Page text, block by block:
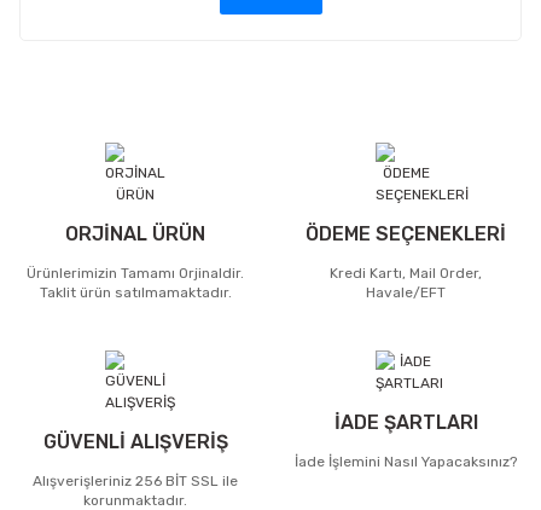
ORJİNAL ÜRÜN
Ürünlerimizin Tamamı Orjinaldir.
Taklit ürün satılmamaktadır.
ÖDEME SEÇENEKLERİ
Kredi Kartı, Mail Order,
Havale/EFT
GÜVENLİ ALIŞVERİŞ
Alışverişleriniz 256 BİT SSL ile
korunmaktadır.
İADE ŞARTLARI
İade İşlemini Nasıl Yapacaksınız?